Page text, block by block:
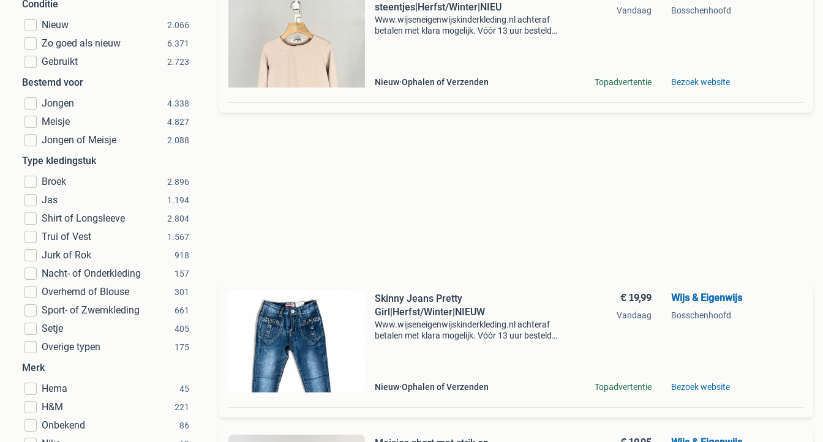
Conditie
Nieuw
2.066
Zo goed als nieuw 6.371
Gebruikt 2.723
Bestemd voor
Jongen
4.338
Meisje 4.827
Jongen of Meisje 2.088
Type kledingstuk
Broek
2.896
Jas 1.194
Shirt of Longsleeve 2.804
Trui of Vest 1.567
Jurk of Rok 918
Nacht- of Onderkleding 157
Overhemd of Blouse 301
Sport- of Zwemkleding 661
Setje 405
Overige typen 175
Merk
Hema
45
H&M 221
Onbekend 86
steentjes|Herfst/Winter|NIEU
Www.wijseneigenwijskinderkleding.nl achteraf
betalen met klara mogelijk. Vóór 13 uur besteld
Nieuw Ophalen of Verzenden
Vandaag
Topadvertentie
Bosschenhoofd
Bezoek website
Skinny Jeans Pretty
Girl|Herfst/Winter|NIEUW
Www.wijseneigenwijskinderkleding.nl achteraf
betalen met klara mogelijk. Vóór 13 uur besteld
Nieuw Ophalen of Verzenden
€ 19,99
Vandaag
Topadvertentie
Wijs & Eigenwijs
Bosschenhoofd
Bezoek website